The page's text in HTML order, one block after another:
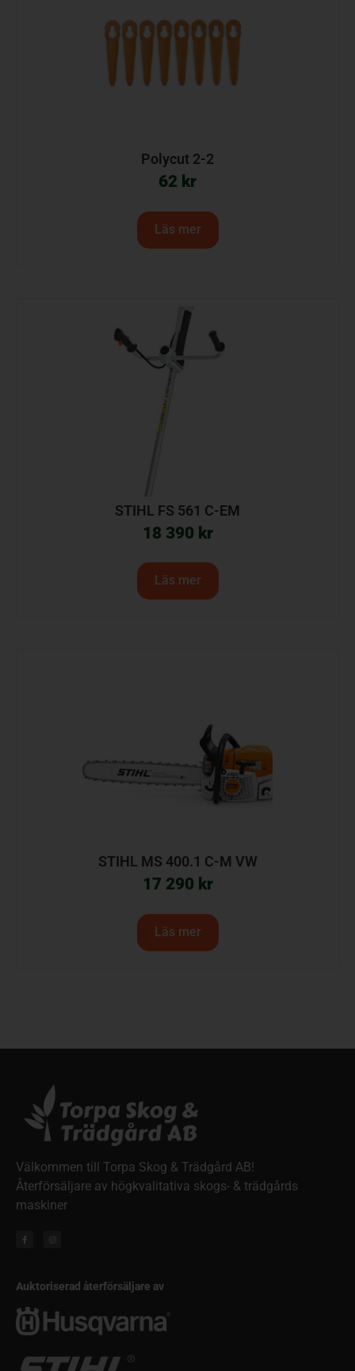
Polycut 2-2
62 kr
Läs mer
STIHL FS 561 C-EM
18 390 kr
Läs mer
STIHL MS 400.1 C-M VW
17 290 kr
Läs mer
Välkommen till Torpa Skog & Trädgård AB!
Återförsäljare av högkvalitativa skogs- & trädgårds
maskiner
Auktoriserad återförsäljare av